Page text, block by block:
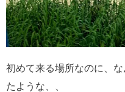
初めて来る場所なのに、
たような、、